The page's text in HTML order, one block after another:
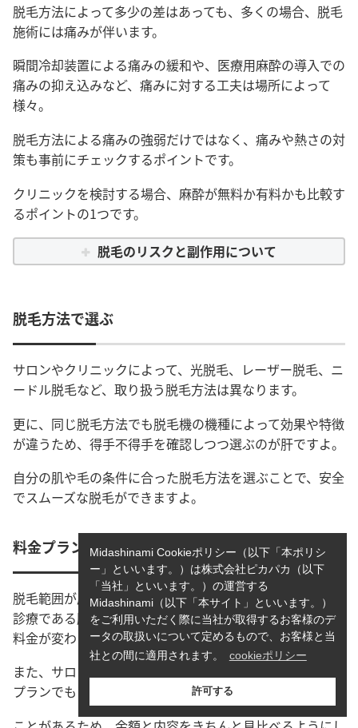
脱毛方法によって多少の差はあっても、多くの場合、脱毛
施術には痛みが伴います。
瞬間冷却装置による痛みの緩和や、医療用麻酔の導入での
痛みの抑え込みなど、痛みに対する工夫は場所によって
様々。
脱毛方法による痛みの強弱だけではなく、痛みや熱さの対
策も事前にチェックするポイントです。
クリニックを検討する場合、麻酔が無料か有料かも比較す
るポイントの1つです。
脱毛のリスクと副作用について
脱毛方法で選ぶ
サロンやクリニックによって、光脱毛、レーザー脱毛、ニ
ードル脱毛など、取り扱う脱毛方法は異なります。
更に、同じ脱毛方法でも脱毛機の機種によって効果や特徴
が違うため、得手不得手を確認しつつ選ぶのが肝ですよ。
自分の肌や毛の条件に合った脱毛方法を選ぶことで、安全
でスムーズな脱毛ができますよ。
料金プランやコースをチェックする
脱毛範囲が広いほど、必要コストも大きくなる脱毛。自由
診療である脱毛は、医療でもクリニックでも場所によって
料金が変わってしまうため、料金をよく見比べましょう。
また、サロンもクリニックも共通ですが、一見高く見える
プランでもアフター保証やお得なサービスがついている
Midashinami Cookieポリシー（以下「本ポリシ
ー」といいます。）は株式会社ピカパカ（以下
「当社」といいます。）の運営する
Midashinami（以下「本サイト」といいます。）
をご利用いただく際に当社が取得するお客様のデ
ータの取扱いについて定めるもので、お客様と当
社との間に適用されます。
cookieポリシー
許可する